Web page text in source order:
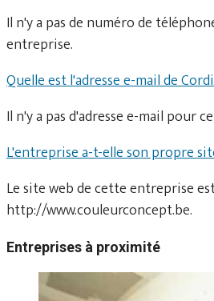
Il n'y a pas de numéro de
entreprise.
Quelle est l'adresse e-mail de
Il n'y a pas d'adresse e-mail pour
L'entreprise a-t-elle son propre
Le site web de cette entreprise
http://www.couleurconcept.be.
Entreprises à proximité